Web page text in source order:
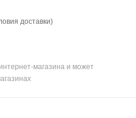
доставки)
магазина и может